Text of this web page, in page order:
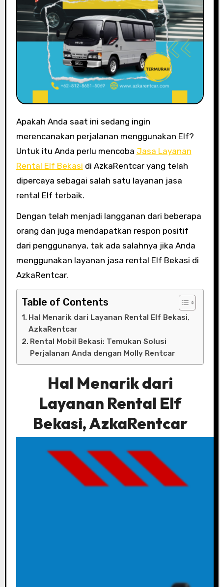
Apakah Anda saat ini sedang ingin
merencanakan perjalanan menggunakan Elf?
Untuk itu Anda perlu mencoba Jasa Layanan
Rental Elf Bekasi di AzkaRentcar yang telah
dipercaya sebagai salah satu layanan jasa
rental Elf terbaik.
Dengan telah menjadi langganan dari beberapa
orang dan juga mendapatkan respon positif
dari penggunanya, tak ada salahnya jika Anda
menggunakan layanan jasa rental Elf Bekasi di
AzkaRentcar.
Table of Contents
Hal Menarik dari Layanan Rental Elf Bekasi,
AzkaRentcar
Rental Mobil Bekasi: Temukan Solusi
Perjalanan Anda dengan Molly Rentcar
Hal Menarik dari
Layanan Rental Elf
Bekasi, AzkaRentcar